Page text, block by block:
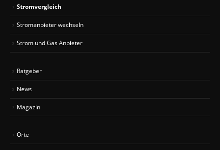
Stromvergleich
Stromanbieter wechseln
Strom und Gas Anbieter
Ratgeber
News
Magazin
Orte